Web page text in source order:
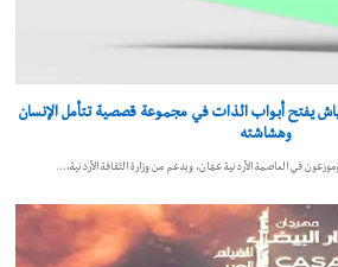
يفتح أبواب الذات في مجموعة قصصية تتأمل الإنسان
وهشاشته
في العاصمة الأردنية عمّان، وبدعم من وزارة الثقافة الأردنية،…